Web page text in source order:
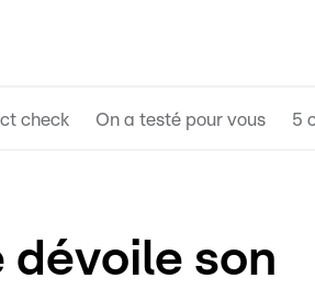
check On a testé pour vous 5
dévoile son